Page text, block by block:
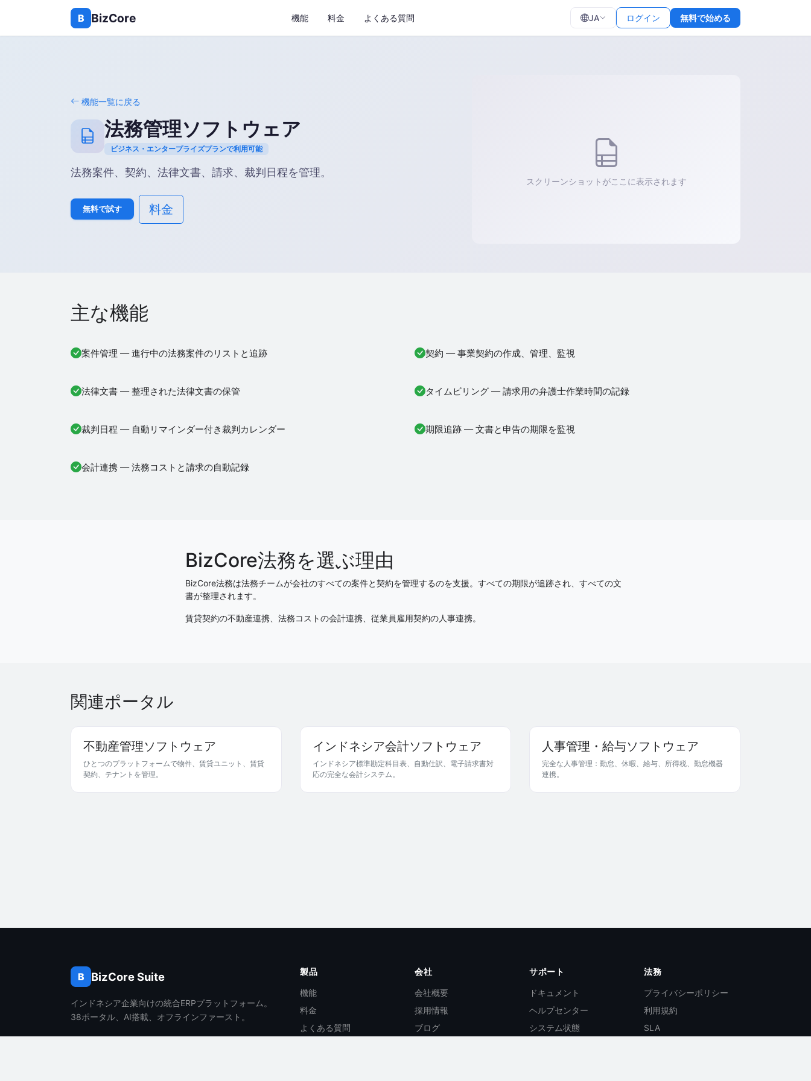
B BizCore 機能 料金 よくある質問 JA ログイン 無料で始める
機能一覧に戻る
法務管理ソフトウェア
ビジネス・エンタープライズプランで利用可能
法務案件、契約、法律文書、請求、裁判日程を管理。
無料で試す 料金
スクリーンショットがここに表示されます
主な機能
案件管理 — 進行中の法務案件のリストと追跡 契約 — 事業契約の作成、管理、監視
法律文書 — 整理された法律文書の保管 タイムビリング — 請求用の弁護士作業時間の記録
裁判日程 — 自動リマインダー付き裁判カレンダー 期限追跡 — 文書と申告の期限を監視
会計連携 — 法務コストと請求の自動記録
BizCore法務を選ぶ理由
BizCore法務は法務チームが会社のすべての案件と契約を管理するのを支援。すべての期限が追跡され、すべての文
書が整理されます。
賃貸契約の不動産連携、法務コストの会計連携、従業員雇用契約の人事連携。
関連ポータル
不動産管理ソフトウェア
ひとつのプラットフォームで物件、賃貸ユニット、賃貸
契約、テナントを管理。
インドネシア会計ソフトウェア
インドネシア標準勘定科目表、自動仕訳、電子請求書対
応の完全な会計システム。
人事管理・給与ソフトウェア
完全な人事管理：勤怠、休暇、給与、所得税、勤怠機器
連携。
B BizCore Suite
インドネシア企業向けの統合ERPプラットフォーム。
38ポータル、AI搭載、オフラインファースト。
製品
機能
料金
よくある質問
会社
会社概要
採用情報
ブログ
サポート
ドキュメント
ヘルプセンター
システム状態
法務
プライバシーポリシー
利用規約
SLA